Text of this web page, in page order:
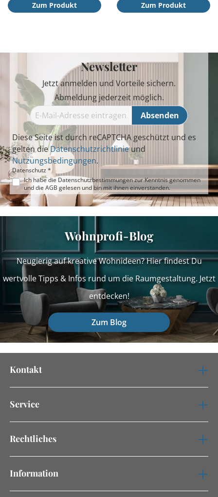
Zum Produkt Zum Produkt
Newsletter
Jetzt anmelden und Vorteile sichern.
Abmeldung jederzeit möglich.
Absenden
Diese Seite ist durch reCAPTCHA geschützt und es
gelten dieDatenschutzrichtlinieund
Nutzungsbedingungen.
Datenschutz *
Ich habe die Datenschutzbestimmungenzur Kenntnis genommen
und die AGB gelesen und bin mit ihnen einverstanden.
Wohnprofi-Blog
Neugierig auf kreative Wohnideen? Hier findest Du
wertvolle Tipps & Infos rund um die Raumgestaltung. Jetzt
entdecken!
Zum Blog
Kontakt
Service
Rechtliches
Information